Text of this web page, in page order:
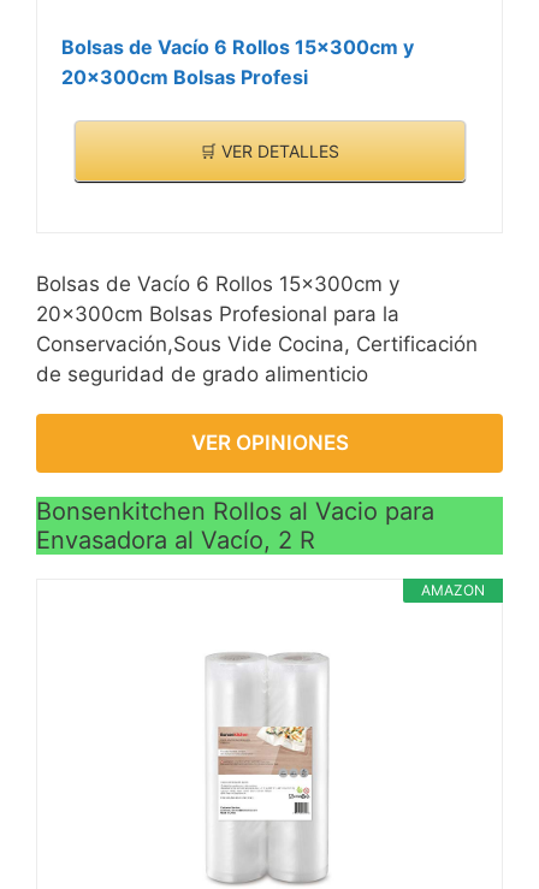
más de 28cm.
Bolsas de Vacío 6 Rollos 15x300cm y
20x300cm Bolsas Profesi
🛒 VER DETALLES
Bolsas de Vacío 6 Rollos 15x300cm y
20x300cm Bolsas Profesional para la
Conservación,Sous Vide Cocina, Certificación
de seguridad de grado alimenticio
VER OPINIONES
Bonsenkitchen Rollos al Vacio para
Envasadora al Vacío, 2 R
AMAZON